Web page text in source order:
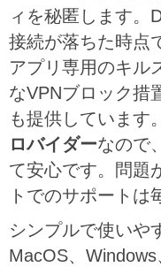
ィを秘匿します。
接続が落ちた時点
アプリ専用のキル
なVPNブロック措
も提供しています。
ロバイダーなので
て安心です。問題
トでのサポートは
シンプルで使いや
MacOS、